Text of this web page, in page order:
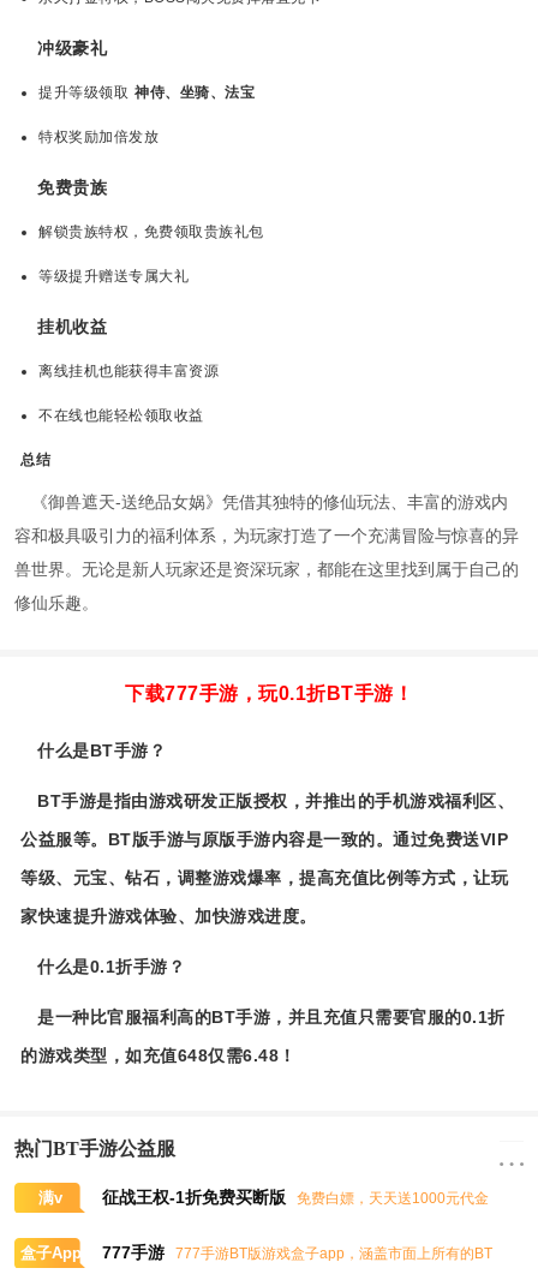
冲级豪礼
提升等级领取 神侍、坐骑、法宝
特权奖励加倍发放
免费贵族
解锁贵族特权，免费领取贵族礼包
等级提升赠送专属大礼
挂机收益
离线挂机也能获得丰富资源
不在线也能轻松领取收益
总结
《御兽遮天-送绝品女娲》凭借其独特的修仙玩法、丰富的游戏内
容和极具吸引力的福利体系，为玩家打造了一个充满冒险与惊喜的异
兽世界。无论是新人玩家还是资深玩家，都能在这里找到属于自己的
修仙乐趣。
下载777手游，玩0.1折BT手游！
什么是BT手游？
BT手游是指由游戏研发正版授权，并推出的手机游戏福利区、
公益服等。BT版手游与原版手游内容是一致的。通过免费送VIP
等级、元宝、钻石，调整游戏爆率，提高充值比例等方式，让玩
家快速提升游戏体验、加快游戏进度。
什么是0.1折手游？
是一种比官服福利高的BT手游，并且充值只需要官服的0.1折
的游戏类型，如充值648仅需6.48！
热门BT手游公益服
满v 征战王权-1折免费买断版
免费白嫖，天天送1000元代金
盒子App 777手游
777手游BT版游戏盒子app，涵盖市面上所有的BT